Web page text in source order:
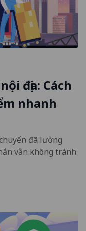
địa: Cách
nhanh
đã lường
vẫn không tránh